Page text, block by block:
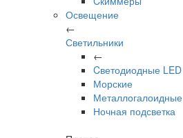
Освещение
←
Светильники
←
Cветодиодные LED
Морские
Металлогалоидные
Ночная подсветка